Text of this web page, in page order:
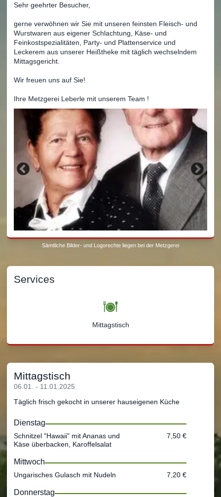
Sehr geehrter Besucher,
gerne verwöhnen wir Sie mit unseren feinsten Fleisch- und
Wurstwaren aus eigener Schlachtung, Käse- und
Feinkostspezialitäten, Party- und Plattenservice und
Leckerem aus unserer Heißtheke mit täglich wechselndem
Mittagsgericht.
Wir freuen uns auf Sie!
Ihre Metzgerei Leberle mit unserem Team !
Sämtliche Bilder- und Logorechte liegen bei der Metzgerei
Services
Mittagstisch
Mittagstisch
06.01. - 11.01.2025
Täglich frisch gekocht in unserer hauseigenen Küche
Dienstag
Schnitzel "Hawaii" mit Ananas und
Käse überbacken, Karoffelsalat
7,50 €
Mittwoch
Ungarisches Gulasch mit Nudeln 7,20 €
Donnerstag